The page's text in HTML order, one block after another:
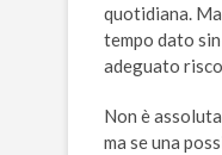
quotidiana.
tempo dato sin
adeguato
Non è
ma se una